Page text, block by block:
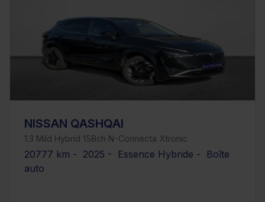
NISSAN QASHQAI
1.3 Mild Hybrid 158ch N-Connecta Xtronic
20777 km - 2025 - Essence Hybride - Boîte
auto